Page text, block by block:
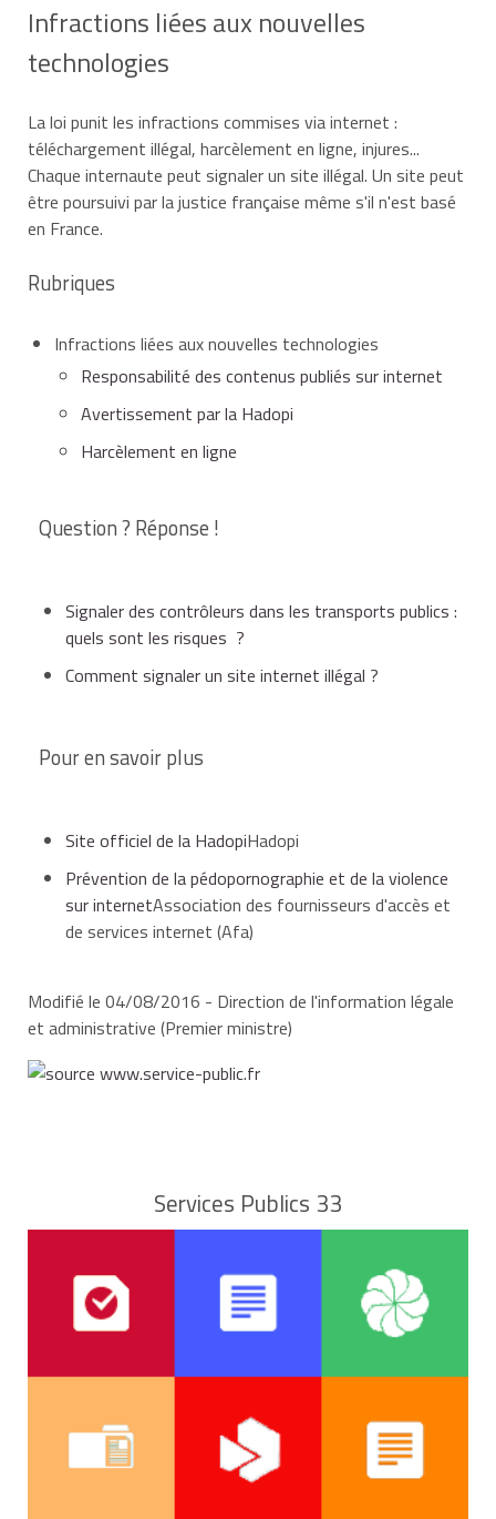
Infractions liées aux nouvelles
technologies
La loi punit les infractions commises via internet :
téléchargement illégal, harcèlement en ligne, injures...
Chaque internaute peut signaler un site illégal. Un site peut
être poursuivi par la justice française même s'il n'est basé
en France.
Rubriques
Infractions liées aux nouvelles technologies
Responsabilité des contenus publiés sur internet
Avertissement par la Hadopi
Harcèlement en ligne
Question ? Réponse !
Signaler des contrôleurs dans les transports publics :
quels sont les risques ?
Comment signaler un site internet illégal ?
Pour en savoir plus
Site officiel de la HadopiHadopi
Prévention de la pédopornographie et de la violence
sur internetAssociation des fournisseurs d'accès et
de services internet (Afa)
Modifié le 04/08/2016 - Direction de l'information légale
et administrative (Premier ministre)
Services Publics 33